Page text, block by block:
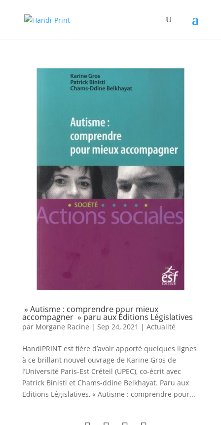
» Autisme : comprendre pour mieux
accompagner » paru aux Éditions Législatives
par Morgane Racine | Sep 24, 2021 | Actualité
HandiPRINT est fière d’avoir apporté quelques lignes
à ce brillant nouvel ouvrage de Karine Gros de
l’Université Paris-Est Créteil (UPEC), co-écrit avec
Patrick Binisti et Chams-ddine Belkhayat. Paru aux
Editions Législatives, « Autisme : comprendre pour...